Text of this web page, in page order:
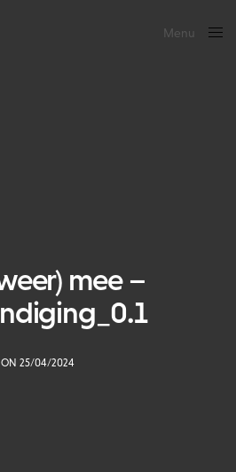
Menu
mee –
ON 25/04/2024